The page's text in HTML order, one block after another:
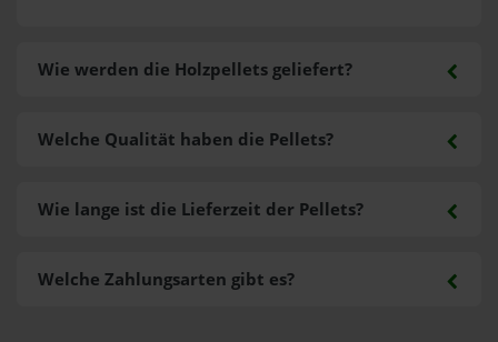
Wie werden die Holzpellets geliefert?
Welche Zahlungsarten gibt es?
Welche Qualität haben die Pellets?
Wie lange ist die Lieferzeit der Pellets?